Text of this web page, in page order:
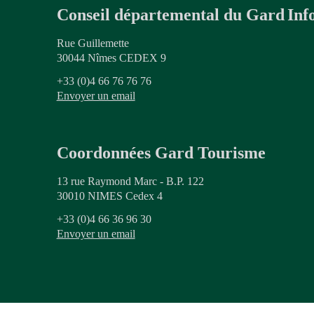
Conseil départemental du Gard
Rue Guillemette
30044 Nîmes CEDEX 9
+33 (0)4 66 76 76 76
Envoyer un email
Coordonnées Gard Tourisme
13 rue Raymond Marc - B.P. 122
30010 NIMES Cedex 4
+33 (0)4 66 36 96 30
Envoyer un email